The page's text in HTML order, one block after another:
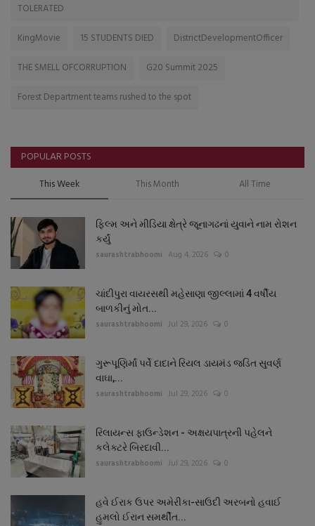
TOLERATED
KingMovie
15 STUDENTS DIED
DistrictDevelopmentOfficer
THE SMELL OFCORRUPTION
G20 Summit 2025
Forest Department teams rushed to the spot
POPULAR POSTS
This Week This Month All Time
ફિલ્મ અને મીડિયા ક્ષેત્રે જૂનાગઢનાં યુવાને નામ રોશન
કર્યું
saurashtrabhoomi Aug 4, 2026 0
ચાંદીપુરા વાયરસથી મહેસાણા જીલ્લામાં 4 વર્ષીય
બાળકીનું મોત...
saurashtrabhoomi Jul 29, 2026 0
ગુરૂપૂણિર્માં પર્વે દાદાને રિયલ ડાયમંડ જડિત સુવર્ણ
વાઘા,...
saurashtrabhoomi Jul 29, 2026 0
રિલાયન્સ ફાઉન્ડેશન - અક્ષયપાત્રની પહેલને
કલેક્ટરે બિરદાવી...
saurashtrabhoomi Jul 29, 2026 0
હવે ઈરાક ઉપર અમેરીકા-સાઉદી અરબનો હવાઈ
હુમલો ઈરાન સમર્થીત...